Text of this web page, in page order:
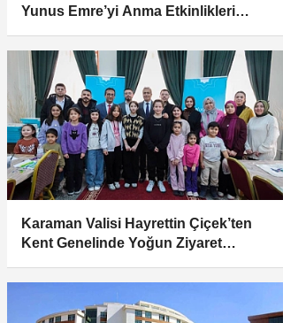
Yunus Emre’yi Anma Etkinlikleri
Karaman Valisi Hayrettin Çiçek’ten
Kent Genelinde Yoğun Ziyaret